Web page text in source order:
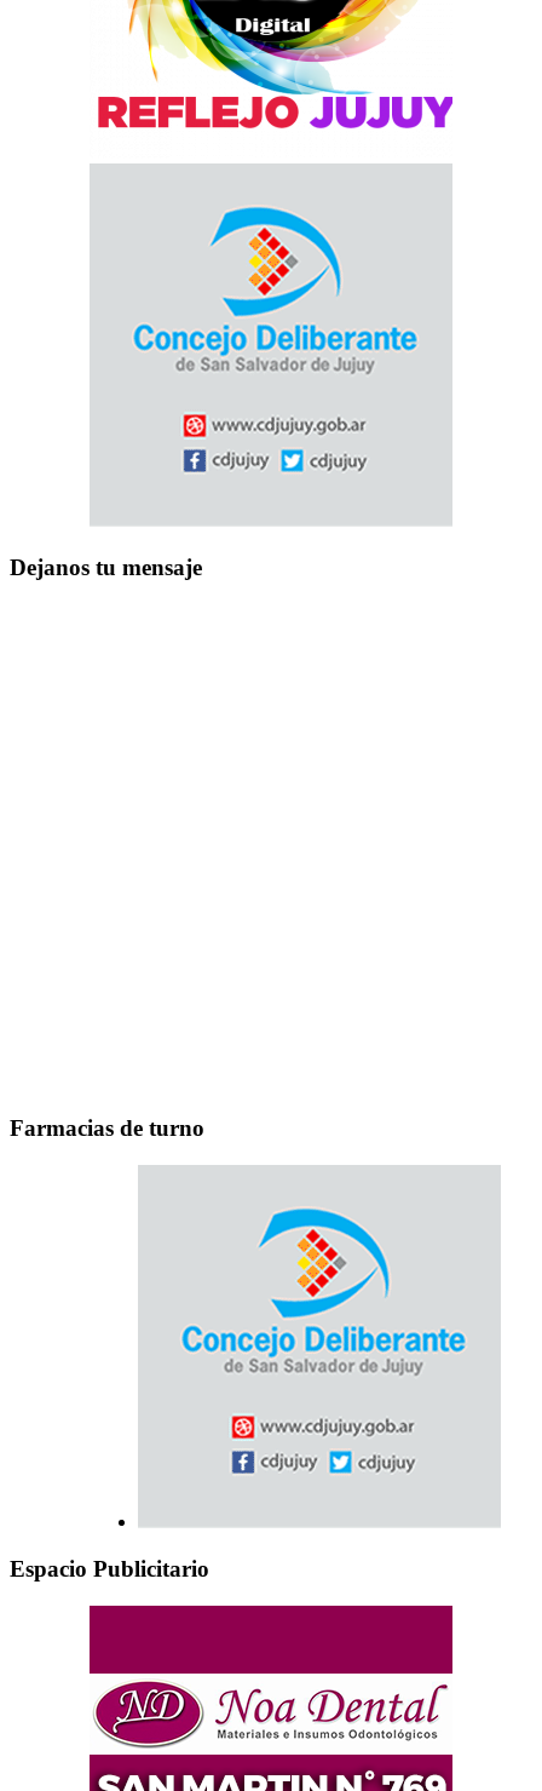
Dejanos tu mensaje
Farmacias de turno
Espacio Publicitario